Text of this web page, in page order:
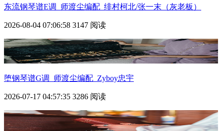
东流钢琴谱E调_师渡尘编配_绯村柯北/张一末（灰老板）
2026-08-04 07:06:58 3147 阅读
堕钢琴谱G调_师渡尘编配_Zyboy忠宇
2026-07-17 04:57:35 3286 阅读